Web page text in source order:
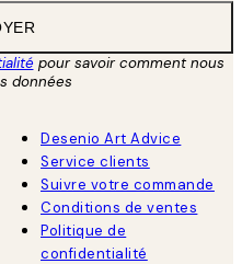
pour savoir comment nous
données
Desenio Art Advice
Service clients
Suivre votre commande
Conditions de ventes
Politique de
confidentialité